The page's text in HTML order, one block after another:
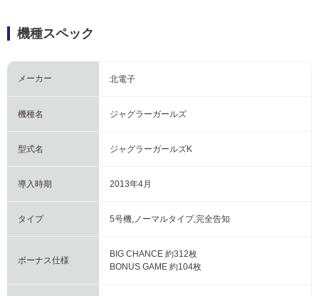
機種スペック
メーカー 北電子
機種名 ジャグラーガールズ
型式名 ジャグラーガールズK
導入時期 2013年4月
タイプ 5号機,ノーマルタイプ,完全告知
ボーナス仕様
BIG CHANCE 約312枚
BONUS GAME 約104枚